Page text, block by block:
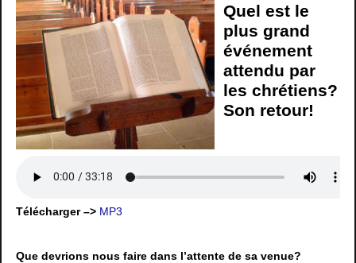
Quel est le
plus grand
événement
attendu par
les chrétiens?
Son retour!
Télécharger –> MP3
Que devrions nous faire dans l’attente de sa venue?